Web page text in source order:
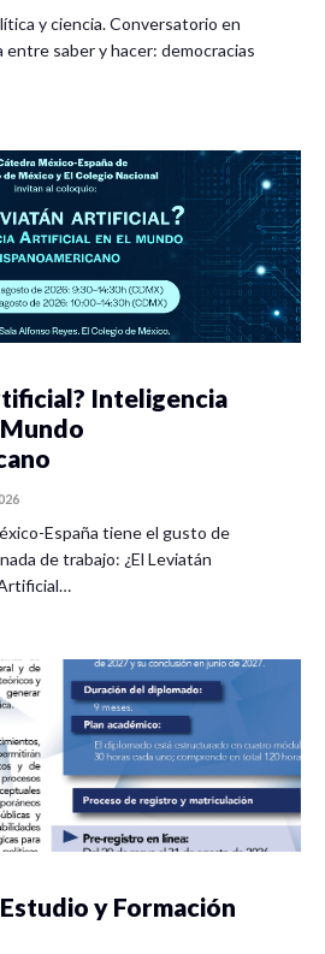
y ciencia. Conversatorio en
entre saber y hacer: democracias
Inteligencia
España tiene el gusto de
de trabajo: ¿El Leviatán
y Formación